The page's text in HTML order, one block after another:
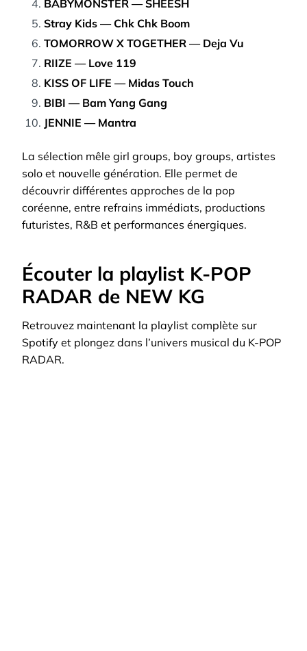
BABYMONSTER — SHEESH
Stray Kids — Chk Chk Boom
TOMORROW X TOGETHER — Deja Vu
RIIZE — Love 119
KISS OF LIFE — Midas Touch
BIBI — Bam Yang Gang
JENNIE — Mantra
La sélection mêle girl groups, boy groups, artistes
solo et nouvelle génération. Elle permet de
découvrir différentes approches de la pop
coréenne, entre refrains immédiats, productions
futuristes, R&B et performances énergiques.
Écouter la playlist K-POP
RADAR de NEW KG
Retrouvez maintenant la playlist complète sur
Spotify et plongez dans l’univers musical du K-POP
RADAR.